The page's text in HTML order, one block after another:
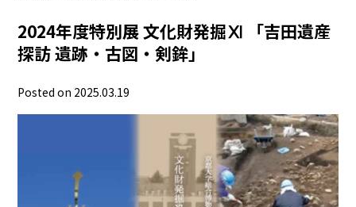
2024年度特別展 文化財発掘Ⅺ 「吉田遺産
探訪 遺跡・古図・剣鉾」
Posted on 2025.03.19
開